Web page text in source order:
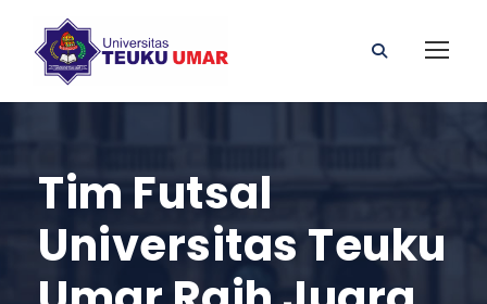
Tim Futsal
Universitas Teuku